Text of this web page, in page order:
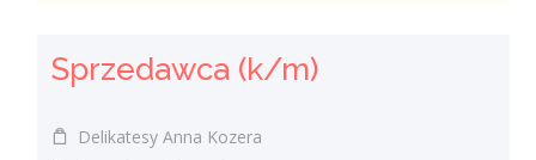
Sprzedawca (k/m)
Delikatesy Anna Kozera